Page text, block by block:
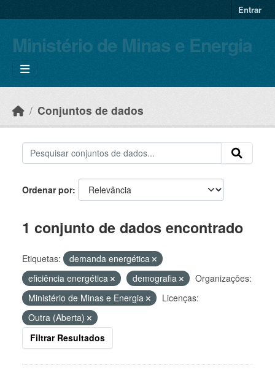
Entrar
Ministério de Minas e Energia
Conjuntos de dados
Ordenar por
1 conjunto de dados encontrado
Etiquetas:
demanda energética
eficiência energética
demografia
Organizações:
Ministério de Minas e Energia
Licenças:
Outra (Aberta)
Filtrar Resultados